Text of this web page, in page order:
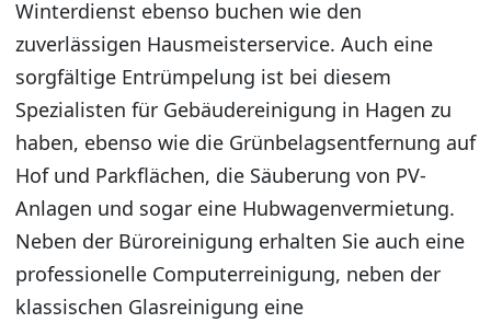
Winterdienst ebenso buchen wie den
zuverlässigen Hausmeisterservice. Auch eine
sorgfältige Entrümpelung ist bei diesem
Spezialisten für Gebäudereinigung in Hagen zu
haben, ebenso wie die Grünbelagsentfernung auf
Hof und Parkflächen, die Säuberung von PV-
Anlagen und sogar eine Hubwagenvermietung.
Neben der Büroreinigung erhalten Sie auch eine
professionelle Computerreinigung, neben der
klassischen Glasreinigung eine